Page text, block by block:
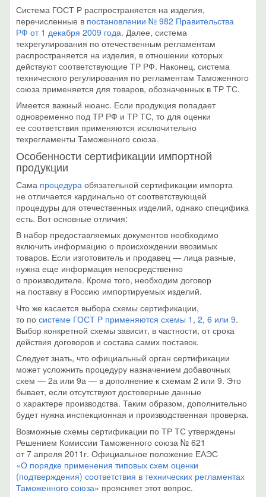
Система ГОСТ Р распространяется на изделия,
перечисленные в постановлении № 982 Правительства
РФ от 1 декабря 2009 года. Далее, система
техрегулирования по отечественным регламентам
распространяется на изделия, в отношении которых
действуют соответствующие ТР РФ. Наконец, система
технического регулирования по регламентам Таможенного
союза применяется для товаров, обозначенных в ТР ТС.
Имеется важный нюанс. Если продукция попадает
одновременно под ТР РФ и ТР ТС, то для оценки
ее соответствия применяются исключительно
техрегламенты Таможенного союза.
Особенности сертификации импортной
продукции
Сама процедура обязательной сертификации импорта
не отличается кардинально от соответствующей
процедуры для отечественных изделий, однако специфика
есть. Вот основные отличия:
В набор предоставляемых документов необходимо
включить информацию о происхождении ввозимых
товаров. Если изготовитель и продавец — лица разные,
нужна еще информация непосредственно
о производителе. Кроме того, необходим договор
на поставку в Россию импортируемых изделий.
Что же касается выбора схемы сертификации,
то по системе ГОСТ Р применяются схемы 1, 2, 6 или 9.
Выбор конкретной схемы зависит, в частности, от срока
действия договоров и состава самих поставок.
Следует знать, что официальный орган сертификации
может усложнить процедуру назначением добавочных
схем — 2а или 9а — в дополнение к схемам 2 или 9. Это
бывает, если отсутствуют достоверные данные
о характере производства. Таким образом, дополнительно
будет нужна инспекционная и производственная проверка.
Возможные схемы сертификации по ТР ТС утверждены
Решением Комиссии Таможенного союза № 621
от 7 апреля 2011г. Официальное положение ЕАЭС
«О порядке применения типовых схем оценки
(подтверждения) соответствия в технических регламентах
Таможенного союза» проясняет этот вопрос.